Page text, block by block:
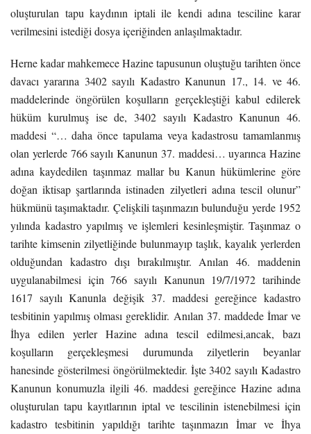
oluşturulan tapu kaydının iptali ile kendi adına tesciline karar
verilmesini istediği dosya içeriğinden anlaşılmaktadır.
Herne kadar mahkemece Hazine tapusunun oluştuğu tarihten önce
davacı yararına 3402 sayılı Kadastro Kanunun 17., 14. ve 46.
maddelerinde öngörülen koşulların gerçekleştiği kabul edilerek
hüküm kurulmuş ise de, 3402 sayılı Kadastro Kanunun 46.
maddesi “… daha önce tapulama veya kadastrosu tamamlanmış
olan yerlerde 766 sayılı Kanunun 37. maddesi… uyarınca Hazine
adına kaydedilen taşınmaz mallar bu Kanun hükümlerine göre
doğan iktisap şartlarında istinaden zilyetleri adına tescil olunur”
hükmünü taşımaktadır. Çelişkili taşınmazın bulunduğu yerde 1952
yılında kadastro yapılmış ve işlemleri kesinleşmiştir. Taşınmaz o
tarihte kimsenin zilyetliğinde bulunmayıp taşlık, kayalık yerlerden
olduğundan kadastro dışı bırakılmıştır. Anılan 46. maddenin
uygulanabilmesi için 766 sayılı Kanunun 19/7/1972 tarihinde
1617 sayılı Kanunla değişik 37. maddesi gereğince kadastro
tesbitinin yapılmış olması gereklidir. Anılan 37. maddede İmar ve
İhya edilen yerler Hazine adına tescil edilmesi,ancak, bazı
koşulların gerçekleşmesi durumunda zilyetlerin beyanlar
hanesinde gösterilmesi öngörülmektedir. İşte 3402 sayılı Kadastro
Kanunun konumuzla ilgili 46. maddesi gereğince Hazine adına
oluşturulan tapu kayıtlarının iptal ve tescilinin istenebilmesi için
kadastro tesbitinin yapıldığı tarihte taşınmazın İmar ve İhya